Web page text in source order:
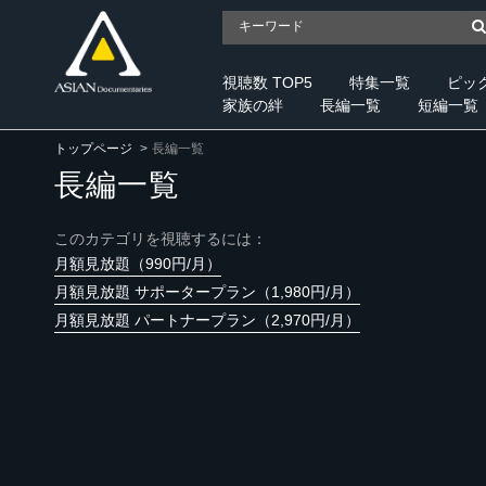
視聴数 TOP5 特集一覧
ピッ
家族の絆
長編一覧 短編一覧
トップページ 長編一覧
長編一覧
このカテゴリを視聴するには：
月額見放題（990円/月）
月額見放題 サポータープラン（1,980円/月）
月額見放題 パートナープラン（2,970円/月）